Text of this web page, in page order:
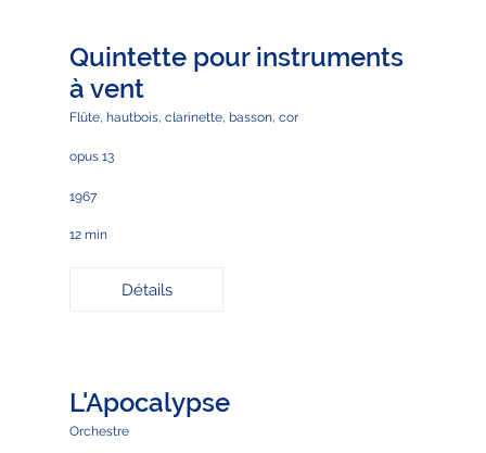
Quintette pour instruments
à vent
Flûte, hautbois, clarinette, basson, cor
opus 13
1967
12 min
Détails
L'Apocalypse
Orchestre